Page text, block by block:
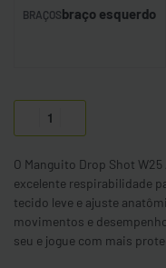
BRAÇOSbraço esquerdo
O Manguito Drop Shot
excelente respirabilidade
tecido leve e ajuste
movimentos e
seu e jogue com mais